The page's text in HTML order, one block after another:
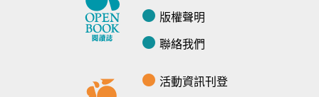
版權聲明
聯絡我們
活動資訊刊登